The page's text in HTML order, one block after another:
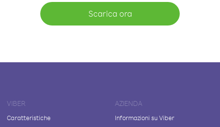
Scarica ora
VIBER
Caratteristiche
AZIENDA
Informazioni su Viber